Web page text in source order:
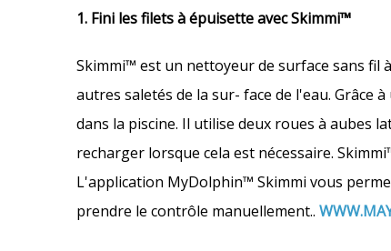
1. Fini les filets à épuisette avec Skimmi™
Skimmi™ est un nettoyeur de surface sans fil
autres saletés de la sur- face de l'eau. Grâce
dans la piscine. Il utilise deux roues à aubes
recharger lorsque cela est nécessaire.
L'application MyDolphin™ Skimmi vous
prendre le contrôle manuellement..